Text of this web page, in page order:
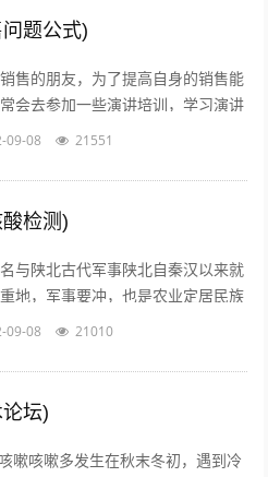
题公式)
售的朋友，为了提高自身的销售能
会去参加一些演讲培训，学习演讲
练自己的执行力，树立强大销售自
09-08 21551
检测)
与陕北古代军事陕北自秦汉以来就
地，军事要冲，也是农业定居民族
族互相争夺的要地。历代统治者为
09-08 21010
坛)
嗽咳嗽多发生在秋末冬初，遇到冷